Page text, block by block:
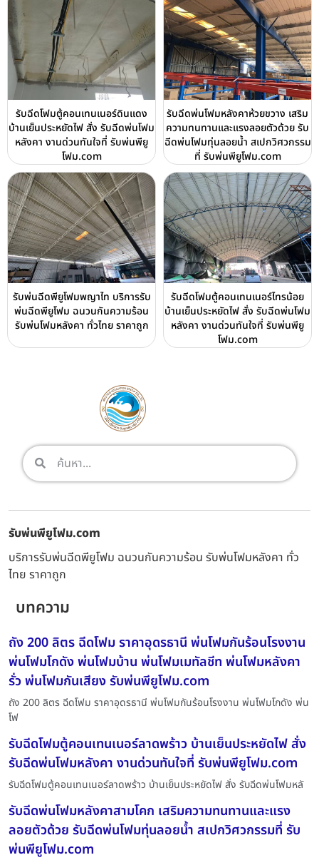
รับฉีดโฟมตู้คอนเทนเนอร์ดินแดง
บ้านเย็นประหยัดไฟ สั่ง รับฉีดพ่นโฟม
หลังคา งานด่วนทันใจที่ รับพ่นพียู
โฟม.com
รับฉีดพ่นโฟมหลังคาห้วยขวาง เสริม
ความทนทานและแรงลอยตัวด้วย รับ
ฉีดพ่นโฟมทุ่นลอยน้ำ สเปกวิศวกรรม
ที่ รับพ่นพียูโฟม.com
รับพ่นฉีดพียูโฟมพญาไท บริการรับ
พ่นฉีดพียูโฟม ฉนวนกันความร้อน
รับพ่นโฟมหลังคา ทั่วไทย ราคาถูก
รับฉีดโฟมตู้คอนเทนเนอร์ไทรน้อย
บ้านเย็นประหยัดไฟ สั่ง รับฉีดพ่นโฟม
หลังคา งานด่วนทันใจที่ รับพ่นพียู
โฟม.com
รับพ่นพียูโฟม.com
บริการรับพ่นฉีดพียูโฟม ฉนวนกันความร้อน รับพ่นโฟมหลังคา ทั่ว
ไทย ราคาถูก
บทความ
ถัง 200 ลิตร ฉีดโฟม ราคาอุดรธานี พ่นโฟมกันร้อนโรงงาน
พ่นโฟมโกดัง พ่นโฟมบ้าน พ่นโฟมเมทัลชีท พ่นโฟมหลังคา
รั่ว พ่นโฟมกันเสียง รับพ่นพียูโฟม.com
ถัง 200 ลิตร ฉีดโฟม ราคาอุดรธานี พ่นโฟมกันร้อนโรงงาน พ่นโฟมโกดัง พ่น
โฟ
รับฉีดโฟมตู้คอนเทนเนอร์ลาดพร้าว บ้านเย็นประหยัดไฟ สั่ง
รับฉีดพ่นโฟมหลังคา งานด่วนทันใจที่ รับพ่นพียูโฟม.com
รับฉีดโฟมตู้คอนเทนเนอร์ลาดพร้าว บ้านเย็นประหยัดไฟ สั่ง รับฉีดพ่นโฟมหลั
รับฉีดพ่นโฟมหลังคาสามโคก เสริมความทนทานและแรง
ลอยตัวด้วย รับฉีดพ่นโฟมทุ่นลอยน้ำ สเปกวิศวกรรมที่ รับ
พ่นพียูโฟม.com